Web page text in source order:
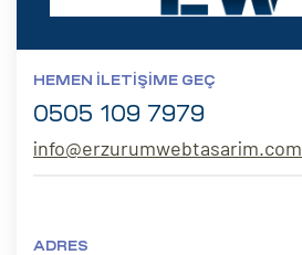
HEMEN İLETIŞIME GEÇ
0505 109 7979
info@erzurumwebtasarim.com
ADRES